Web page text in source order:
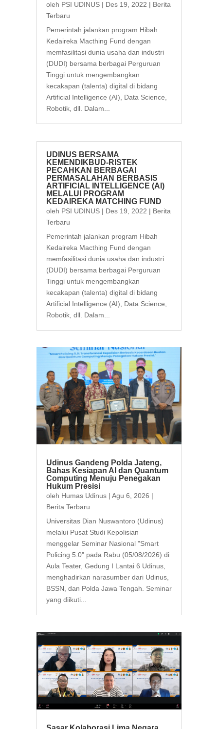
oleh PSI UDINUS| Des 19, 2022 | Berita
Terbaru
Pemerintah jalankan program Hibah
Kedaireka Macthing Fund dengan
memfasilitasi dunia usaha dan industri
(DUDI) bersama berbagai Perguruan
Tinggi untuk mengembangkan
kecakapan (talenta) digital di bidang
Artificial Intelligence (AI), Data Science,
Robotik, dll. Dalam...
UDINUS BERSAMA
KEMENDIKBUD-RISTEK
PECAHKAN BERBAGAI
PERMASALAHAN BERBASIS
ARTIFICIAL INTELLIGENCE (AI)
MELALUI PROGRAM
KEDAIREKA MATCHING FUND
oleh PSI UDINUS| Des 19, 2022 | Berita
Terbaru
Pemerintah jalankan program Hibah
Kedaireka Macthing Fund dengan
memfasilitasi dunia usaha dan industri
(DUDI) bersama berbagai Perguruan
Tinggi untuk mengembangkan
kecakapan (talenta) digital di bidang
Artificial Intelligence (AI), Data Science,
Robotik, dll. Dalam...
Udinus Gandeng Polda Jateng,
Bahas Kesiapan AI dan Quantum
Computing Menuju Penegakan
Hukum Presisi
oleh Humas Udinus| Agu 6, 2026 |
Berita Terbaru
Universitas Dian Nuswantoro (Udinus)
melalui Pusat Studi Kepolisian
menggelar Seminar Nasional "Smart
Policing 5.0" pada Rabu (05/08/2026) di
Aula Teater, Gedung I Lantai 6 Udinus,
menghadirkan narasumber dari Udinus,
BSSN, dan Polda Jawa Tengah. Seminar
yang diikuti...